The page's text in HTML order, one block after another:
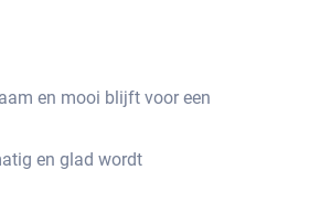
en mooi blijft voor een
en glad wordt